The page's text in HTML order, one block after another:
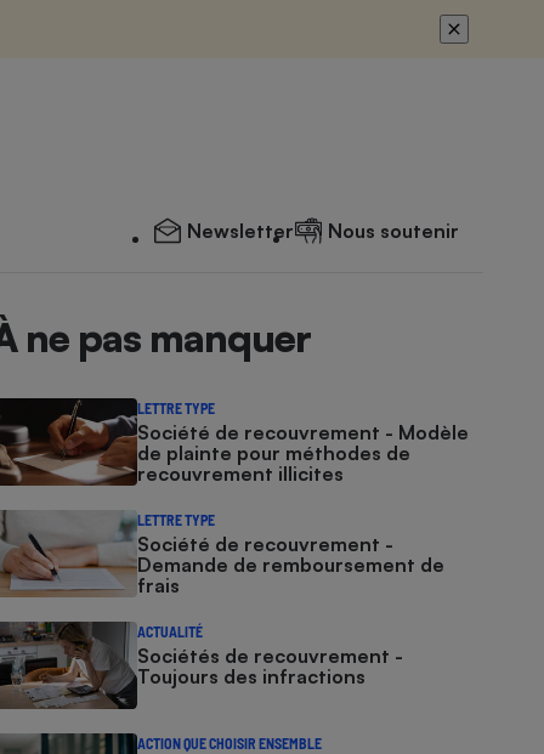
Newsletter Nous soutenir
ne pas manquer
LETTRE TYPE
Société de recouvrement - Modèle
de plainte pour méthodes de
recouvrement illicites
LETTRE TYPE
Société de recouvrement -
Demande de remboursement de
frais
ACTUALITÉ
Sociétés de recouvrement -
Toujours des infractions
ACTION QUE CHOISIR ENSEMBLE